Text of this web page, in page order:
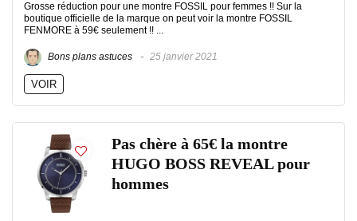
Grosse réduction pour une montre FOSSIL pour femmes !! Sur la
boutique officielle de la marque on peut voir la montre FOSSIL
FENMORE à 59€ seulement !! ...
Bons plans astuces 25 janvier 2021
VOIR
Pas chère à 65€ la montre
HUGO BOSS REVEAL pour
hommes